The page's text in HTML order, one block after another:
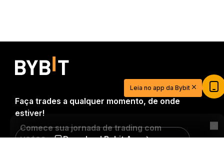
Faça trades a qualquer momento, de onde
estiver!
Download Bybit App
Comece sua jornada de trading com
US$20
Começar
Leia no app da Bybit